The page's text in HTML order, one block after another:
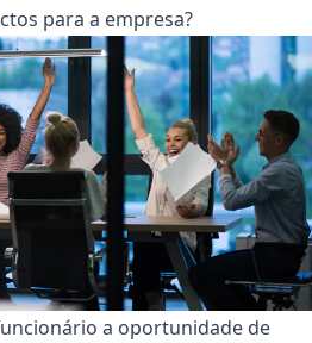
para a empresa?
a oportunidade de